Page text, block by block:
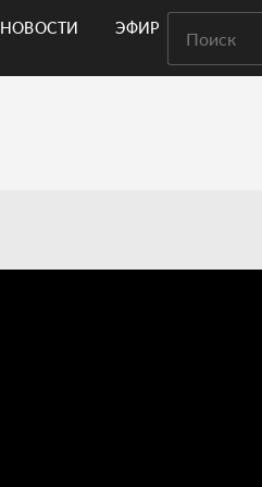
НОВОСТИ ЭФИР